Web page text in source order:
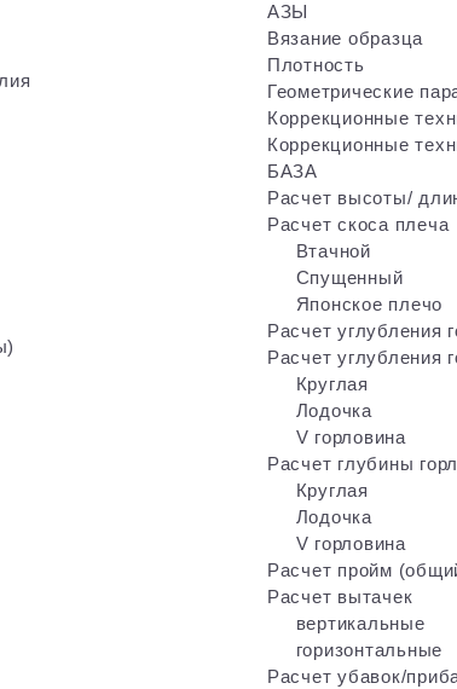
АЗЫ
Вязание образца
Плотность
Геометрические
Коррекционные
Коррекционные
БАЗА
Расчет высоты/
Расчет скоса плеча
Втачной
Спущенный
Японское плечо
Расчет углубления
Расчет углубления
Круглая
Лодочка
V горловина
Расчет глубины
Круглая
Лодочка
V горловина
Расчет пройм
Расчет вытачек
вертикальные
горизонтальные
Расчет убавок/